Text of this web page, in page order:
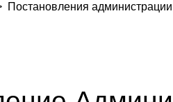
Постановления администрации